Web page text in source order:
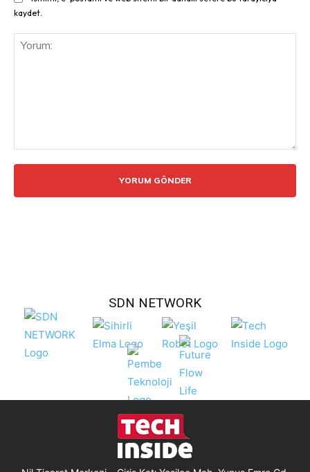
kaydet.
SDN NETWORK